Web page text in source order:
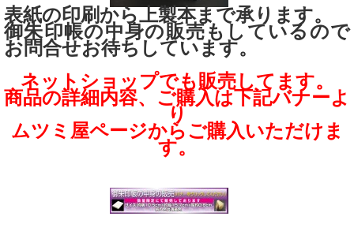
表紙の印刷から上製本まで承ります。
御朱印帳の中身の販売もしているので
お問合せお待ちしています。
ネットショップでも販売してます。
商品の詳細内容、ご購入は下記バナーよ
り
ムツミ屋ページからご購入いただけま
す。